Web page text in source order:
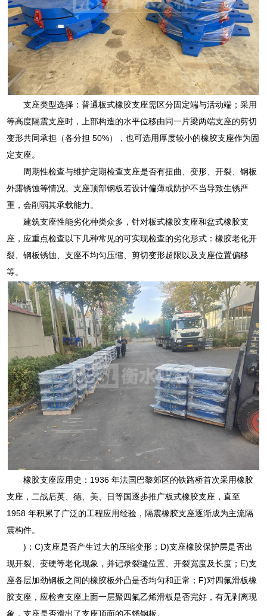
支座类型选择：普通板式橡胶支座需区分固定端与活动端；采用
等高度隔震支座时，上部构造的水平位移由同一片梁两端支座的剪切
变形共同承担（各分担 50%），也可选用厚度较小的橡胶支座作为固
定支座。
周期性检查与维护定期检查支座是否有扭曲、变形、开裂、钢板
外露锈蚀等情况。支座顶部钢板若设计偏薄或防护不当导致生锈严
重，会削弱其承载能力。
建筑支座性能劣化种类众多，针对板式橡胶支座和盆式橡胶支
座，应重点检查以下几种常见的可实现检查的劣化形式：橡胶老化开
裂、钢板锈蚀、支座不均匀压缩、剪切变形超限以及支座位置偏移
等。
橡胶支座应用史：1936 年法国巴黎郊区的铁路桥首次采用橡胶
支座，二战后英、德、美、日等国逐步推广板式橡胶支座，直至
1958 年积累了广泛的工程应用经验，隔震橡胶支座逐渐成为主流隔
震构件。
)；C)支座是否产生过大的压缩变形；D)支座橡胶保护层是否出
现开裂、变硬等老化现象，并记录裂缝位置、开裂宽度及长度；E)支
座各层加劲钢板之间的橡胶板外凸是否均匀和正常；F)对四氟滑板橡
胶支座，应检查支座上面一层聚四氟乙烯滑板是否完好，有无剥离现
象，支座是否滑出了支座顶面的不锈钢板。